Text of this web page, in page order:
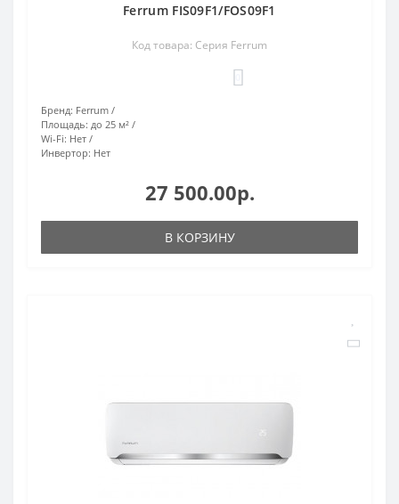
Ferrum FIS09F1/FOS09F1
Код товара: Серия Ferrum
Бренд: Ferrum
Площадь: до 25 м²
Wi-Fi: Нет
Инвертор: Нет
27 500.00р.
В КОРЗИНУ